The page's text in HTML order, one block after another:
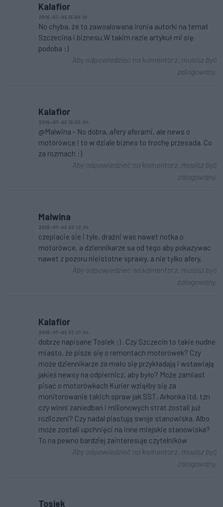
Kalafior
2016-07-05 15:08:19
No chyba, że to zawoalowana ironia autorki na temat
Szczecina i biznesu.W takim razie artykuł mi się
podoba :)
Aby odpowiedzieć na komentarz, musisz być
zalogowany.
Kalafior
2016-07-05 15:00:24
@Malwina - No dobra, afery aferami, ale news o
motorówce i to w dziale biznes to trochę przesada. Co
za rozmach :)
Aby odpowiedzieć na komentarz, musisz być
zalogowany.
Malwina
2016-07-05 09:12:34
czepiacie sie i tyle, drażni was nawet notka o
motorówce, a dziennikarze sa od tego aby pokazywac
nawet z pozoru nieistotne sprawy, a nie tylko afery,
Aby odpowiedzieć na komentarz, musisz być
zalogowany.
Kalafior
2016-07-05 07:27:34
dobrze napisane Tosiek :) . Czy Szczecin to takie nudne
miasto, że pisze się o remontach motorówek? Czy
może dziennikarze za mało się przykładają i wstawiają
jakieś newsy na odpiernicz, aby było? Może zamiast
pisać o motorówkach Kurier wziąłby się za
monitorowanie takich spraw jak SST, Arkonka itd, tzn
czy winni zaniedbań i milionowych strat zostali już
rozliczeni? Czy nadal piastują swoje stanowiska. Albo
może zostali upchnięci na inne miejskie stanowiska?
To na pewno bardziej zainteresuje czytelników
Aby odpowiedzieć na komentarz, musisz być
zalogowany.
Tosiek